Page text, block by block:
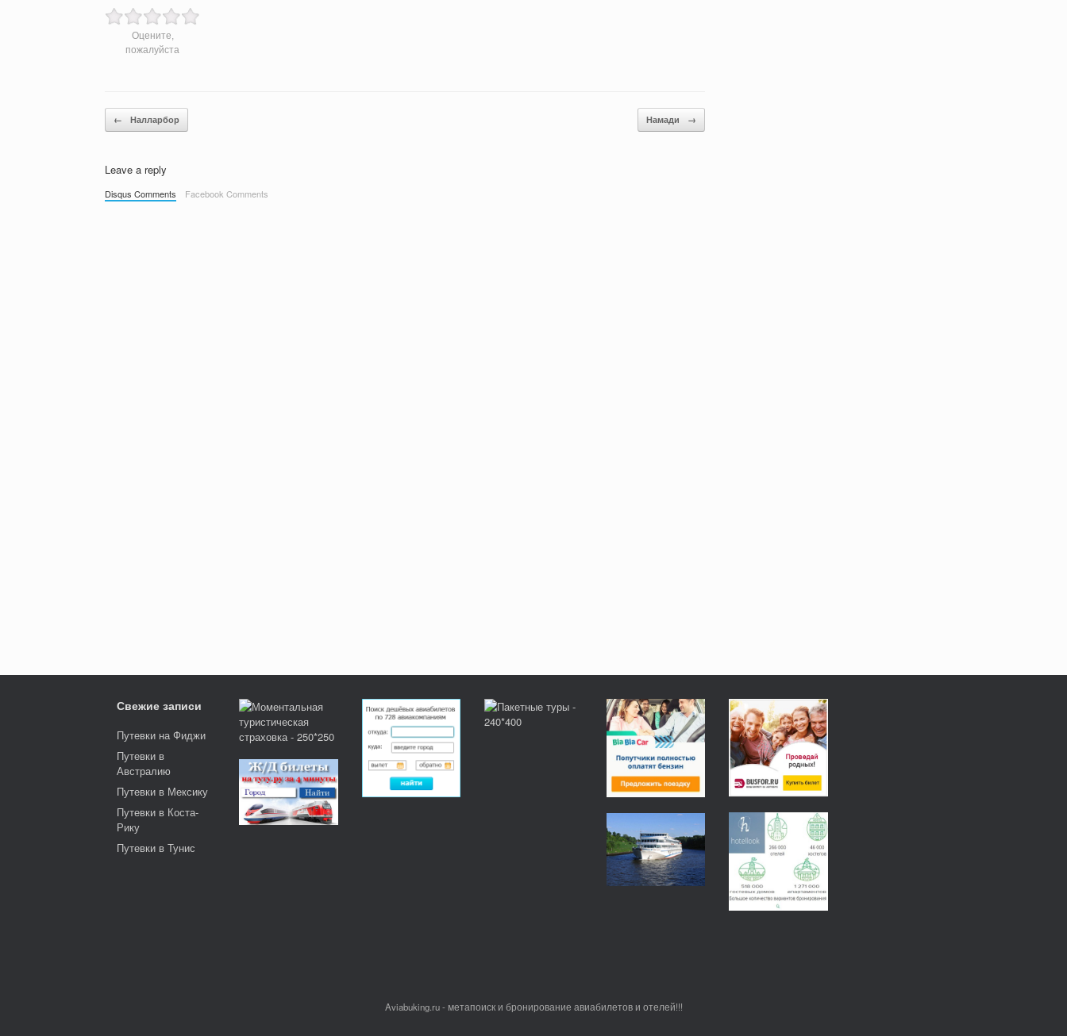
Оцените,
пожалуйста
Post navigation
← Налларбор Намади →
Leave a reply
Disqus Comments Facebook Comments
Свежие записи
Путевки на Фиджи
Путевки в
Австралию
Путевки в Мексику
Путевки в Коста-
Рику
Путевки в Тунис
Aviabuking.ru - метапоиск и бронирование авиабилетов и отелей!!!